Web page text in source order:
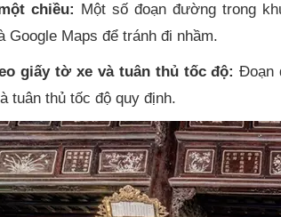
chiều: Một số đoạn đường trong
Google Maps để tránh đi nhầm.
giấy tờ xe và tuân thủ tốc độ: Đoạn
tuân thủ tốc độ quy định.